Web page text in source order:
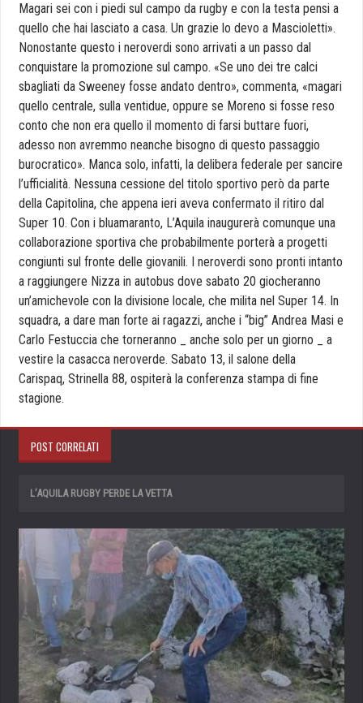
Magari sei con i piedi sul campo da rugby e con la testa pensi a
quello che hai lasciato a casa. Un grazie lo devo a Mascioletti».
Nonostante questo i neroverdi sono arrivati a un passo dal
conquistare la promozione sul campo. «Se uno dei tre calci
sbagliati da Sweeney fosse andato dentro», commenta, «magari
quello centrale, sulla ventidue, oppure se Moreno si fosse reso
conto che non era quello il momento di farsi buttare fuori,
adesso non avremmo neanche bisogno di questo passaggio
burocratico». Manca solo, infatti, la delibera federale per sancire
l’ufficialità. Nessuna cessione del titolo sportivo però da parte
della Capitolina, che appena ieri aveva confermato il ritiro dal
Super 10. Con i bluamaranto, L’Aquila inaugurerà comunque una
collaborazione sportiva che probabilmente porterà a progetti
congiunti sul fronte delle giovanili. I neroverdi sono pronti intanto
a raggiungere Nizza in autobus dove sabato 20 giocheranno
un’amichevole con la divisione locale, che milita nel Super 14. In
squadra, a dare man forte ai ragazzi, anche i “big” Andrea Masi e
Carlo Festuccia che torneranno _ anche solo per un giorno _ a
vestire la casacca neroverde. Sabato 13, il salone della
Carispaq, Strinella 88, ospiterà la conferenza stampa di fine
stagione.
POST CORRELATI
L’AQUILA RUGBY PERDE LA VETTA